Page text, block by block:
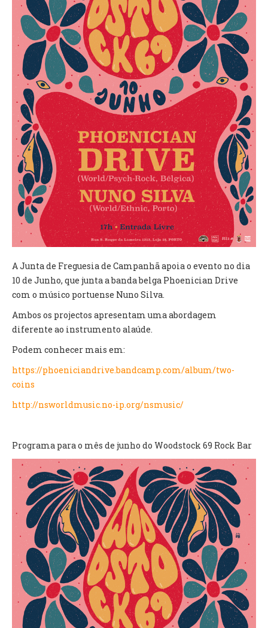
VÍDEOS
AUTARQUIA
CONSTITUIÇÃO
PRESIDENTE
EXECUTIVO E PELOUROS
ASSEMBLEIA DE FREGUESIA
GRAVAÇÕES DAS REUNIÕES PÚBLICAS DO EXECUTIVO
DOCUMENTOS
ATAS E DOCUMENTOS DA ASSEMBLEIA
EDITAIS
REGULAMENTOS E TAXAS
PLANO E ORÇAMENTO
INVENTÁRIO
RECRUTAMENTO PESSOAL
CÓDIGO DE CONDUTA
ORÇAMENTO COLABORATIVO
FUNDO DE APOIO AO ASSOCIATIVISMO
SERVIÇOS
CANÍDEOS
RECENSEAMENTO ELEITORAL
ATESTADOS
VENDA AMBULANTE
EMPREGO (GIP)
O GABINETE
APOIO AOS DESEMPREGADOS
APOIO ÀS EMPRESAS
OFERTAS DE EMPREGO
CONTACTO E HORÁRIO GIP
A Junta de Freguesia de Campanhã apoia o evento no dia
10 de Junho, que junta a banda belga Phoenician Drive
com o músico portuense Nuno Silva.
Ambos os projectos apresentam uma abordagem
diferente ao instrumento alaúde.
Podem conhecer mais em:
https://phoeniciandrive.bandcamp.com/album/two-
coins
http://nsworldmusic.no-ip.org/nsmusic/
Programa para o mês de junho do Woodstock 69 Rock Bar